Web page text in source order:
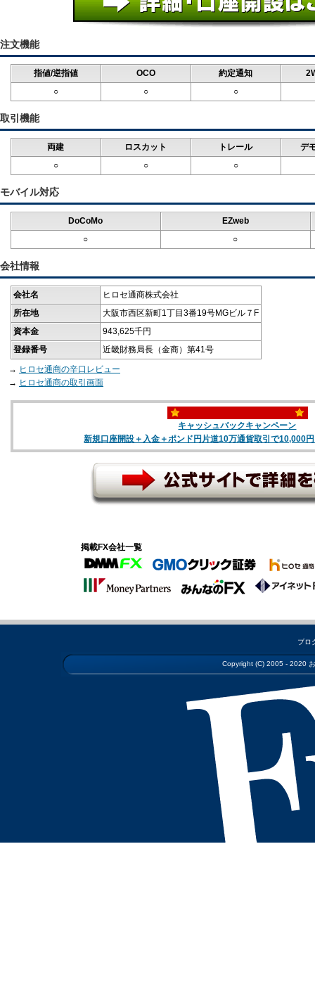
注文機能
指値/逆指値 OCO 約定通知
○
○ ○
取引機能
両建 ロスカット トレール
デ
○
○ ○
モバイル対応
DoCoMo
EZweb
○
○
会社情報
会社名
ヒロセ通商株式会社
所在地
大阪市西区新町1丁目3番19号MGビル７F
資本金
943,625千円
登録番号
近畿財務局長（金商）第41号
→ ヒロセ通商の辛口レビュー
→ ヒロセ通商の取引画面
キャッシュバックキャンペーン
新規口座開設＋入金＋ポンド円片道10万通貨取引で10,000
掲載FX会社一覧
ブロ
Copyright (C) 2005 - 2020